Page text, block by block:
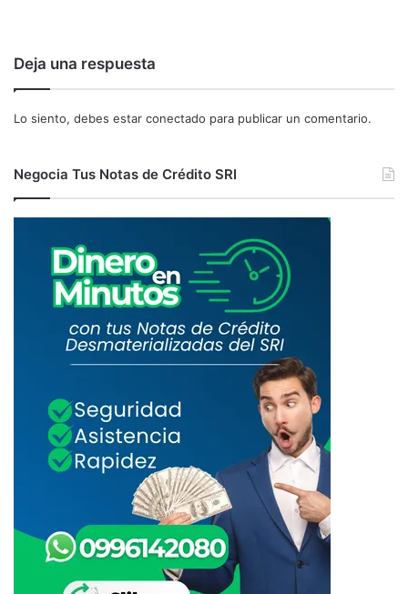
Deja una respuesta
Lo siento, debes estar conectado para publicar un comentario.
Negocia Tus Notas de Crédito SRI